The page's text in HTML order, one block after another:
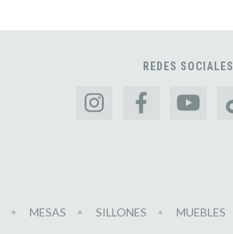
REDES SOCIALES
MESAS SILLONES MUEBLES